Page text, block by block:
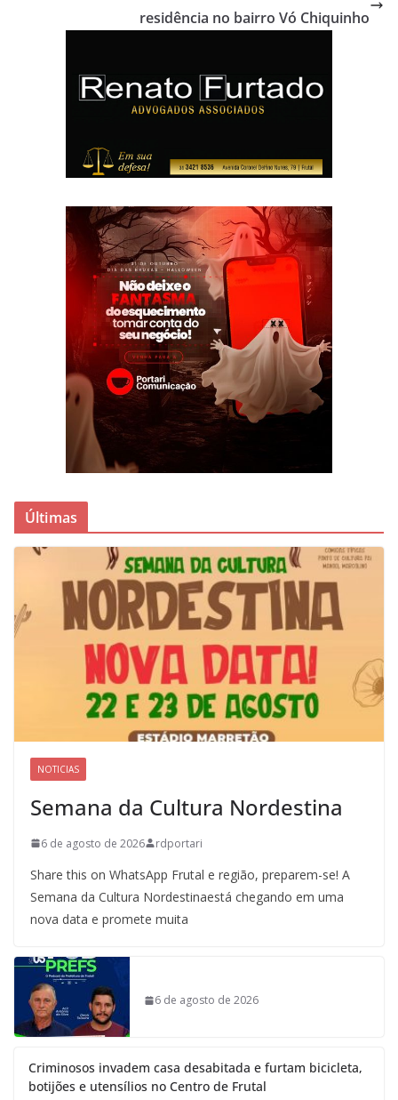
residência no bairro Vó Chiquinho
Últimas
NOTICIAS
Semana da Cultura Nordestina
6 de agosto de 2026 rdportari
Share this on WhatsApp Frutal e região, preparem-se! A
Semana da Cultura Nordestinaestá chegando em uma
nova data e promete muita
6 de agosto de 2026
Criminosos invadem casa desabitada e furtam bicicleta,
botijões e utensílios no Centro de Frutal